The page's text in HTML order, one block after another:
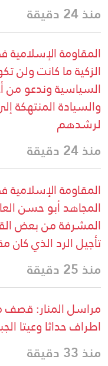
منذ 24 دقيقة
المقاومة
الزكية ما كانت
السياسية وندعو
والسيادة المنتهكة
لرشدهم
منذ 24 دقيقة
المقاومة الإسلامية
المجاهد أبو حسن
المشرفة من بعض
تأجيل الرد الذي كان
منذ 25 دقيقة
مراسل المنار:
اطراف حداثا وعيتا
منذ 33 دقيقة